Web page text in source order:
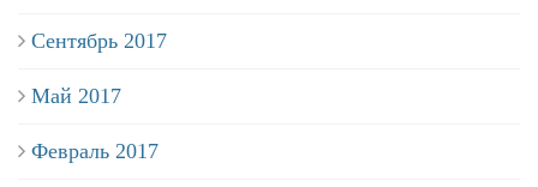
Сентябрь 2017
Май 2017
Февраль 2017